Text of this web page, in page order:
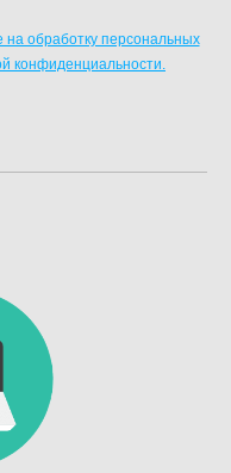
на обработку персональных
конфиденциальности.